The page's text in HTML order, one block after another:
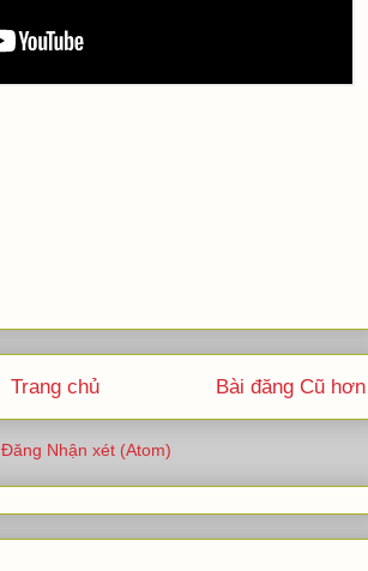
Bài đăng Cũ hơn
Trang chủ
Đăng Nhận xét (Atom)